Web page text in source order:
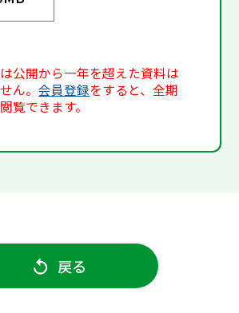
公開から一年を超えた資料は
ん。会員登録をすると、全期
覧できます。
戻る